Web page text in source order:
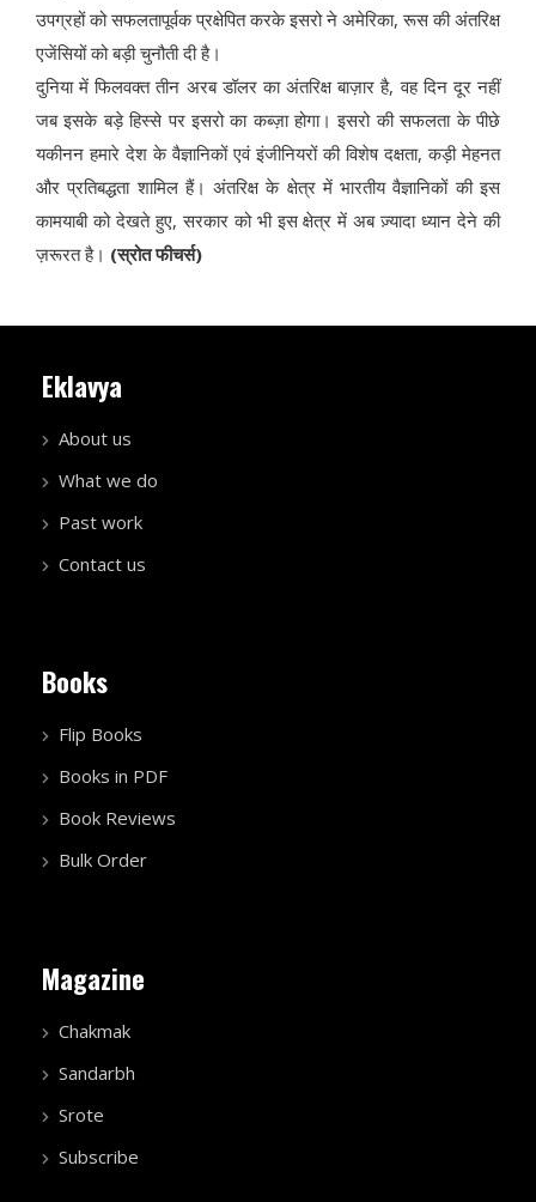
उपग्रहों को सफलतापूर्वक प्रक्षेपित करके इसरो ने अमेरिका, रूस की अंतरिक्ष
एजेंसियों को बड़ी चुनौती दी है।
दुनिया में फिलवक्त तीन अरब डॉलर का अंतरिक्ष बाज़ार है, वह दिन दूर नहीं
जब इसके बड़े हिस्से पर इसरो का कब्ज़ा होगा। इसरो की सफलता के पीछे
यकीनन हमारे देश के वैज्ञानिकों एवं इंजीनियरों की विशेष दक्षता, कड़ी मेहनत
और प्रतिबद्धता शामिल हैं। अंतरिक्ष के क्षेत्र में भारतीय वैज्ञानिकों की इस
कामयाबी को देखते हुए, सरकार को भी इस क्षेत्र में अब ज़्यादा ध्यान देने की
ज़रूरत है। (स्रोत फीचर्स)
Eklavya
About us
What we do
Past work
Contact us
Books
Flip Books
Books in PDF
Book Reviews
Bulk Order
Magazine
Chakmak
Sandarbh
Srote
Subscribe